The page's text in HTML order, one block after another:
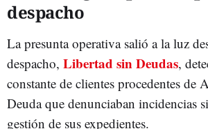
despacho
La presunta operativa salió a la luz
despacho, Libertad sin Deudas,
constante de clientes procedentes de
Deuda que denunciaban incidencias
gestión de sus expedientes.